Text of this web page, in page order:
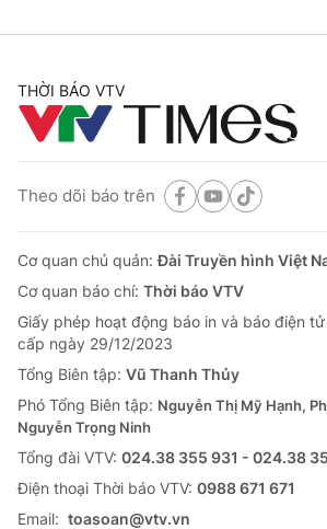
THỜI BÁO VTV
Theo dõi báo trên
Cơ quan chủ quản:Đài Truyền hình Việt
Cơ quan báo chí: Thời báo VTV
Giấy phép hoạt động báo in và báo điện
cấp ngày 29/12/2023
Tổng Biên tập: Vũ Thanh Thủy
Phó Tổng Biên tập: Nguyễn Thị Mỹ Hạnh,
Nguyễn Trọng Ninh
Tổng đài VTV: 024.38 355 931 - 024.38
Ðiện thoại Thời báo VTV: 0988 671 671
Email: toasoan@vtv.vn